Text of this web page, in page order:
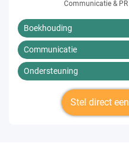
Communicatie &
Boekhouding
Communicatie
Ondersteuning
Stel direct